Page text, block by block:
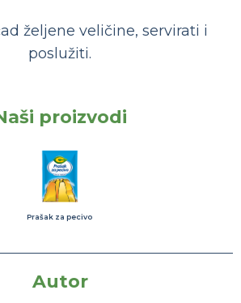
željene veličine, servirati i
poslužiti.
proizvodi
Prašak za pecivo
Autor